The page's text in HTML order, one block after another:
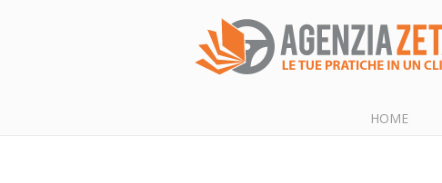
HOME